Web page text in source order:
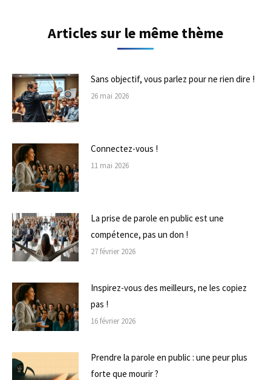
Articles sur le même thème
Sans objectif, vous parlez pour ne rien dire !
26 mai 2026
Connectez-vous !
11 mai 2026
La prise de parole en public est une
compétence, pas un don !
27 février 2026
Inspirez-vous des meilleurs, ne les copiez
pas !
16 février 2026
Prendre la parole en public : une peur plus
forte que mourir ?